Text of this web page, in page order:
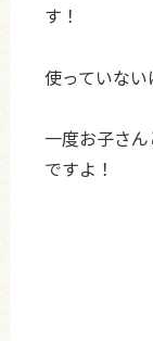
す！
使っていない
一度お子さ
ですよ！